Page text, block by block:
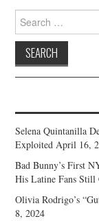
Search
for:
Selena Quintanilla
Exploited April 16,
Bad Bunny’s First
His Latine Fans Still
Olivia Rodrigo’s
8, 2024